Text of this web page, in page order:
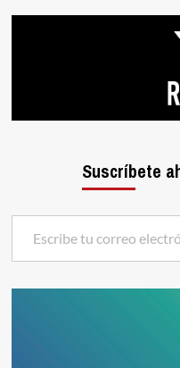
Suscríbete
Escribe tu correo electrónico…